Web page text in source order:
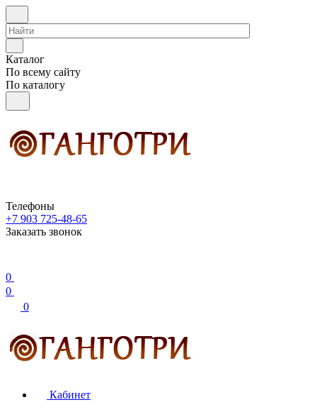
Каталог
По всему сайту
По каталогу
Телефоны
+7 903 725-48-65
Заказать звонок
0
0
0
Кабинет